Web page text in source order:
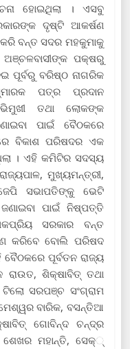
ହୋଇଥିଲା । ଏସବୁ
ଦୃଷ୍ଟି ଆକର୍ଷଣ
ବନ୍ତ ସଦର ମହକୁମାକୁ
ପକ୍ଷରୁ
ପୂର୍ବରୁ ବରିଷ୍ଠ ନାଗରିକ
ପତ୍ର ପ୍ରଦାନ
ତଥା ଲୋକଙ୍କ
ପାଇଁ ବୈଠକରେ
ବିକାଶ ପରିଷଦର ଏକ
। ଏହି କମିଟିର ସଦସ୍ୟ
ମୁଖ୍ୟମନ୍ତ୍ରୀ,
ସଭାପତିଙ୍କୁ ଭେଟି
ପାଇଁ ନିଷ୍ପତ୍ତି
ସରକାର ବନ୍ତ
କରିବେ ବୋଲି ପରିଷଦ
ପୂର୍ବତନ ରାଜ୍ୟ
ରାଉତ, ଶିକ୍ଷାବିତ୍ ତଥା
ଟିଲୋ ସରପଞ୍ଚ ସଂଗ୍ରାମ
ବାରିକ, ବସନ୍ତିଆ
ଗୋବିନ୍ଦ ଚନ୍ଦ୍ର
ଶେଖର ମହାନ୍ତି, ସେକ୍‌୍